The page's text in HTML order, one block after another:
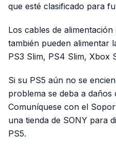
que esté clasificado para
Los cables de
también pueden alimentar
PS3 Slim, PS4 Slim, Xbox
Si su PS5 aún no se
problema se deba a
Comuníquese con el
una tienda de SONY para
PS5.